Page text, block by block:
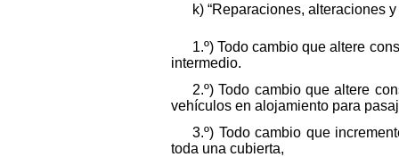
k) “Reparaciones, alteraciones
1.º) Todo cambio que altere
intermedio.
2.º) Todo cambio que altere
vehículos en alojamiento para
3.º) Todo cambio que
toda una cubierta,